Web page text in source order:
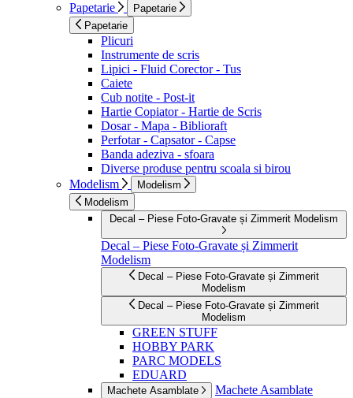
Papetarie
Papetarie
Papetarie
Plicuri
Instrumente de scris
Lipici - Fluid Corector - Tus
Caiete
Cub notite - Post-it
Hartie Copiator - Hartie de Scris
Dosar - Mapa - Biblioraft
Perfotar - Capsator - Capse
Banda adeziva - sfoara
Diverse produse pentru scoala si birou
Modelism
Modelism
Modelism
Decal – Piese Foto-Gravate și Zimmerit Modelism
Decal – Piese Foto-Gravate și Zimmerit
Modelism
Decal – Piese Foto-Gravate și Zimmerit
Modelism
Decal – Piese Foto-Gravate și Zimmerit
Modelism
GREEN STUFF
HOBBY PARK
PARC MODELS
EDUARD
Machete Asamblate Machete Asamblate